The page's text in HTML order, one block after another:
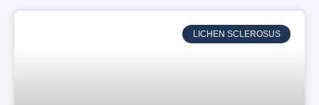
LICHEN SCLEROSUS